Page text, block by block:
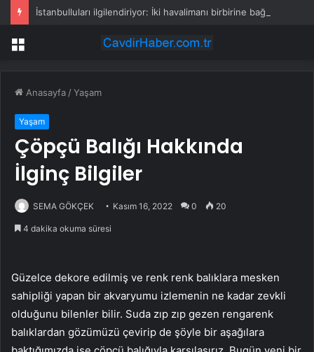
Menü
Anasayfa /Yaşam
Yaşam
Çöpçü Balığı Hakkında
İlginç Bilgiler
SEMA GÖKÇEK Kasım 16, 2022 0 20
4 dakika okuma süresi
Güzelce dekore edilmiş ve renk renk balıklara mesken
sahipliği yapan bir akvaryumu izlemenin ne kadar zevkli
olduğunu bilenler bilir. Suda zıp zıp gezen rengarenk
balıklardan gözümüzü çevirip de şöyle bir aşağılara